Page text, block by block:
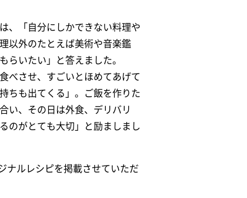
、「自分にしかできない料理や
以外のたとえば美術や音楽鑑
らいたい」と答えました。
べさせ、すごいとほめてあげて
ちも出てくる」。ご飯を作りた
い、 その日は外食、デリバリ
のがとても大切」と励ましまし
ナルレシピを掲載させていただ